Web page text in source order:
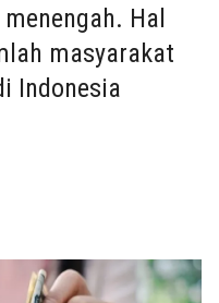
Hal
masyarakat
Indonesia